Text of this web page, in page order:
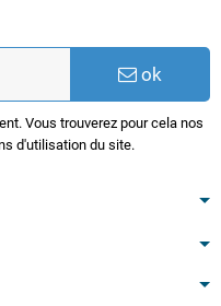
ok
Vous trouverez pour cela nos
d'utilisation du site.